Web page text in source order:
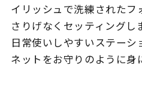
価格 ¥0
イリッシュで洗練されたフ
さりげなくセッティングし
日常使いしやすいステー
ネットをお守りのように身